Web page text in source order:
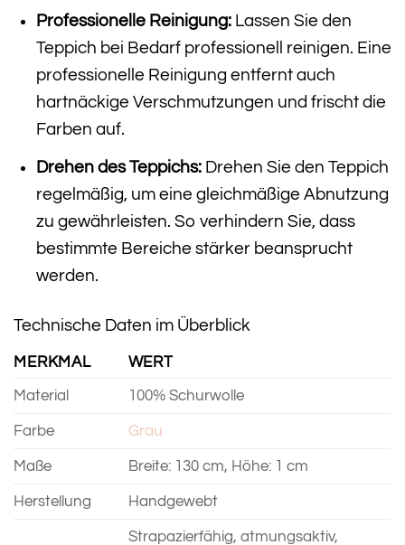
Professionelle Reinigung:Lassen Sie den
Teppich bei Bedarf professionell reinigen. Eine
professionelle Reinigung entfernt auch
hartnäckige Verschmutzungen und frischt die
Farben auf.
Drehen des Teppichs:Drehen Sie den Teppich
regelmäßig, um eine gleichmäßige Abnutzung
zu gewährleisten. So verhindern Sie, dass
bestimmte Bereiche stärker beansprucht
werden.
Technische Daten im Überblick
MERKMAL WERT
Material 100% Schurwolle
Farbe Grau
Maße Breite: 130 cm, Höhe: 1 cm
Herstellung Handgewebt
Strapazierfähig, atmungsaktiv,